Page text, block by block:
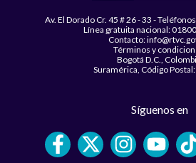
Av. El Dorado Cr. 45 # 26 - 33 -
Línea gratuita nacional:
Contacto:
Términos y
Bogotá D.C.,
Suramérica, Código
Síguenos en